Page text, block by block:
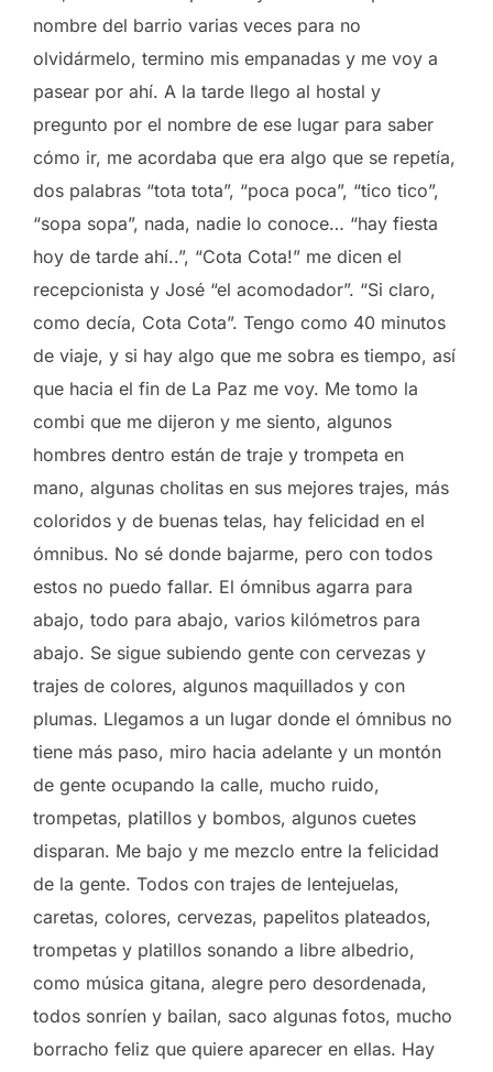
nombre del barrio varias veces para no
olvidármelo, termino mis empanadas y me voy a
pasear por ahí. A la tarde llego al hostal y
pregunto por el nombre de ese lugar para saber
cómo ir, me acordaba que era algo que se repetía,
dos palabras “tota tota”, “poca poca”, “tico tico”,
“sopa sopa”, nada, nadie lo conoce… “hay fiesta
hoy de tarde ahí..”, “Cota Cota!” me dicen el
recepcionista y José “el acomodador”. “Si claro,
como decía, Cota Cota”. Tengo como 40 minutos
de viaje, y si hay algo que me sobra es tiempo, así
que hacia el fin de La Paz me voy. Me tomo la
combi que me dijeron y me siento, algunos
hombres dentro están de traje y trompeta en
mano, algunas cholitas en sus mejores trajes, más
coloridos y de buenas telas, hay felicidad en el
ómnibus. No sé donde bajarme, pero con todos
estos no puedo fallar. El ómnibus agarra para
abajo, todo para abajo, varios kilómetros para
abajo. Se sigue subiendo gente con cervezas y
trajes de colores, algunos maquillados y con
plumas. Llegamos a un lugar donde el ómnibus no
tiene más paso, miro hacia adelante y un montón
de gente ocupando la calle, mucho ruido,
trompetas, platillos y bombos, algunos cuetes
disparan. Me bajo y me mezclo entre la felicidad
de la gente. Todos con trajes de lentejuelas,
caretas, colores, cervezas, papelitos plateados,
trompetas y platillos sonando a libre albedrio,
como música gitana, alegre pero desordenada,
todos sonríen y bailan, saco algunas fotos, mucho
borracho feliz que quiere aparecer en ellas. Hay